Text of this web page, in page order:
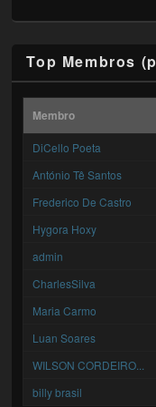
Top Membros
Membro
DiCello Poeta
António Tê Santos
Frederico De Castro
Hygora Hoxy
admin
CharlesSilva
Maria Carmo
Luan Soares
WILSON CORDEIRO...
billy brasil